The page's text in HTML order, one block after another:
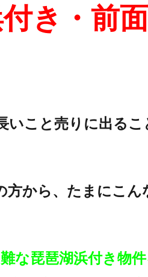
き・前
いこと売りに出るこ
方から、たまにこん
な琵琶湖浜付き物件